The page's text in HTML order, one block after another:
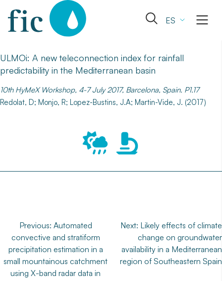
content
AbrirES
ULMOi: A new teleconnection index for rainfall
predictability in the Mediterranean basin
10th HyMeX Workshop, 4-7 July 2017, Barcelona, Spain. P1.17
Redolat, D; Monjo, R; Lopez-Bustins, J.A; Martin-Vide, J. (2017)
Navegación
de
entradas
Previous: Automated
convective and stratiform
precipitation estimation in a
small mountainous catchment
using X-band radar data in
Next: Likely effects of climate
change on groundwater
availability in a Mediterranean
region of Southeastern Spain